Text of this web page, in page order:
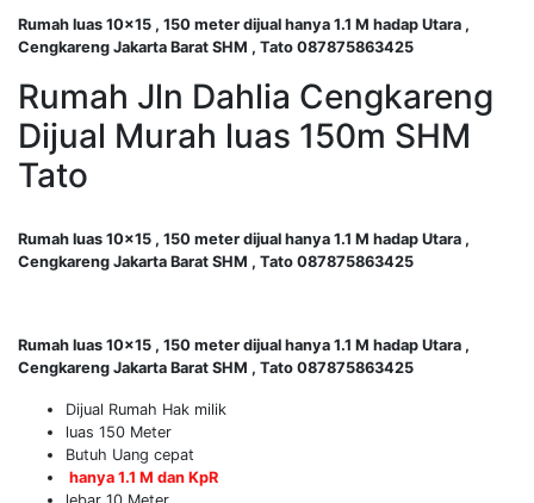
Rumah luas 10×15 , 150 meter dijual hanya 1.1 M hadap Utara ,
Cengkareng Jakarta Barat SHM , Tato 087875863425
Rumah Jln Dahlia Cengkareng
Dijual Murah luas 150m SHM
Tato
Rumah luas 10×15 , 150 meter dijual hanya 1.1 M hadap Utara ,
Cengkareng Jakarta Barat SHM , Tato 087875863425
Rumah luas 10×15 , 150 meter dijual hanya 1.1 M hadap Utara ,
Cengkareng Jakarta Barat SHM , Tato 087875863425
Dijual Rumah Hak milik
luas 150 Meter
Butuh Uang cepat
hanya 1.1 M dan KpR